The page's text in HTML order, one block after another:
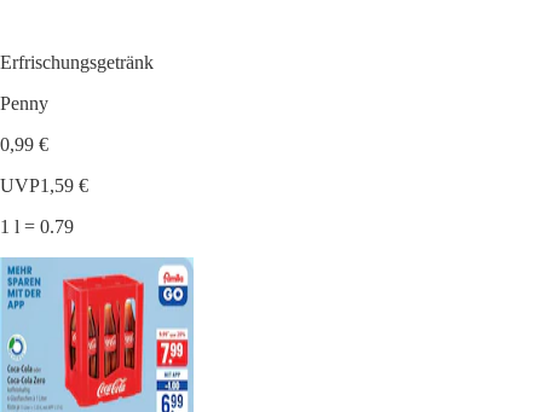
Erfrischungsgetränk
Penny
0,99 €
UVP1,59 €
1 l = 0.79